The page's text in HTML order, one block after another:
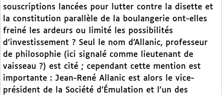
souscriptions lancées pour lutter contre la disette et
la constitution parallèle de la boulangerie ont-elles
freiné les ardeurs ou limité les possibilités
d’investissement ? Seul le nom d’Allanic, professeur
de philosophie (ici signalé comme lieutenant de
vaisseau ?) est cité ; cependant cette mention est
importante : Jean-René Allanic est alors le vice-
président de la Société d’Émulation et l’un des